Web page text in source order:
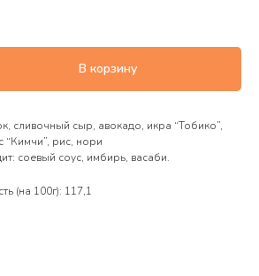
В корзину
сливочный сыр, авокадо, икра “Тобико”,
“Кимчи”, рис, нори
соевый соус, имбирь, васаби.
(на 100г): 117,1